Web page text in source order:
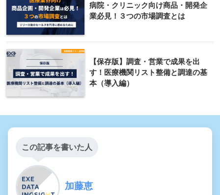
病院・クリニック向け商品・開発企
業必見！３つの市場調査とは
【保存版】調査・営業で成果を出
す！医療機関リスト整備と調達の基
本（導入編）
この記事を書いた人
加藤恵